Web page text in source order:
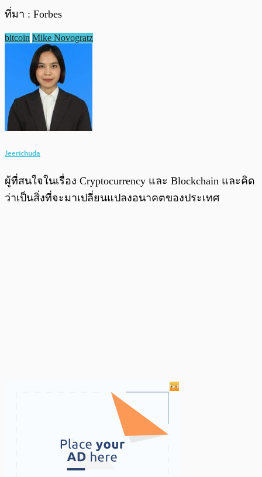
ที่มา : Forbes
bitcoin Mike Novogratz
Jeerichuda
ผู้ที่สนใจในเรื่อง Cryptocurrency และ Blockchain และคิด
ว่าเป็นสิ่งที่จะมาเปลี่ยนแปลงอนาคตของประเทศ